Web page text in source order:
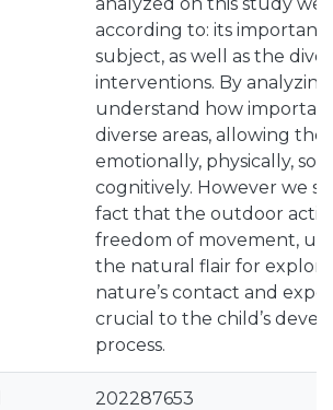
according to: its
subject, as well as the
interventions. By
understand how
diverse areas, allowing
emotionally, physically,
cognitively. However we
fact that the outdoor
freedom of movement,
the natural flair for
nature’s contact and
crucial to the child’s
process.
202287653